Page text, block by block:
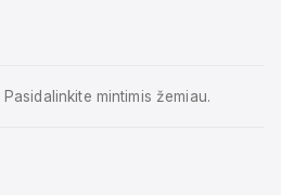
Pasidalinkite mintimis žemiau.